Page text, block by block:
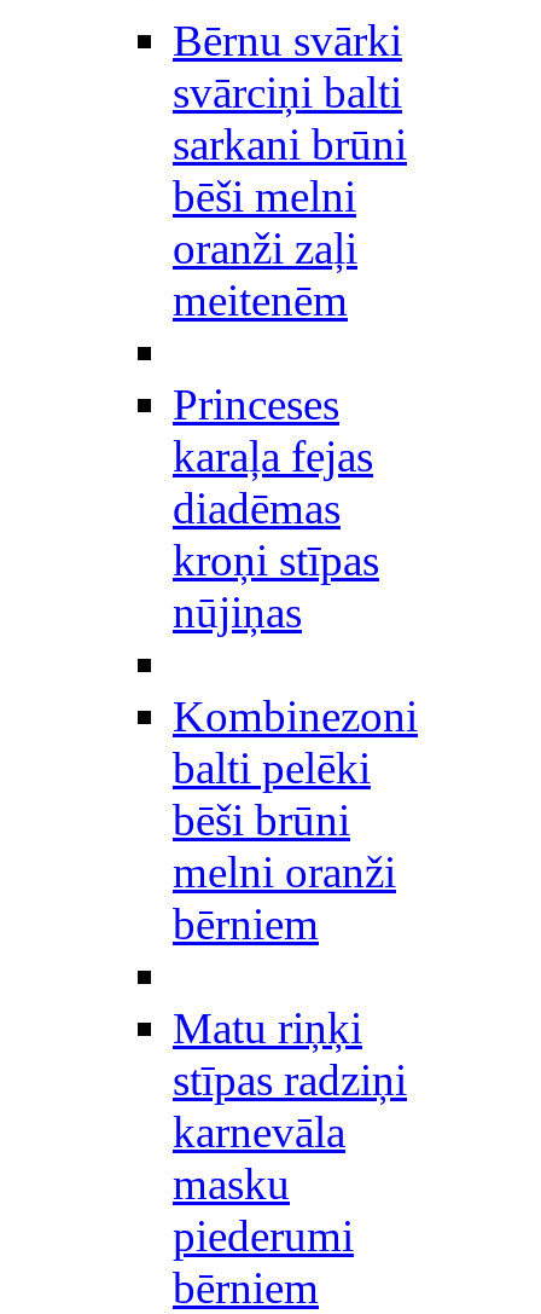
Bērnu svārki
svārciņi balti
sarkani brūni
bēši melni
oranži zaļi
meitenēm
Princeses
karaļa fejas
diadēmas
kroņi stīpas
nūjiņas
Kombinezoni
balti pelēki
bēši brūni
melni oranži
bērniem
Matu riņķi
stīpas radziņi
karnevāla
masku
piederumi
bērniem